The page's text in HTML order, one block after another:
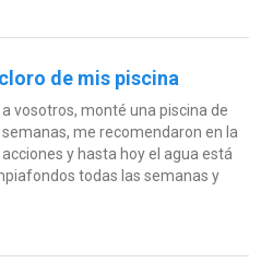
de mis piscina
vosotros, monté una piscina de
me recomendaron en la
y hasta hoy el agua está
todas las semanas y